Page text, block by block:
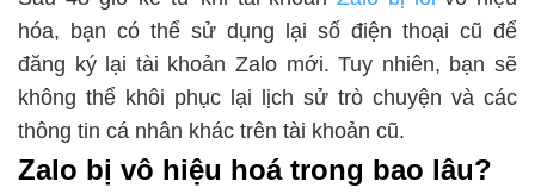
hóa, bạn có thể sử dụng lại số điện thoại cũ để
đăng ký lại tài khoản Zalo mới. Tuy nhiên, bạn sẽ
không thể khôi phục lại lịch sử trò chuyện và các
thông tin cá nhân khác trên tài khoản cũ.
Zalo bị vô hiệu hoá trong bao lâu?